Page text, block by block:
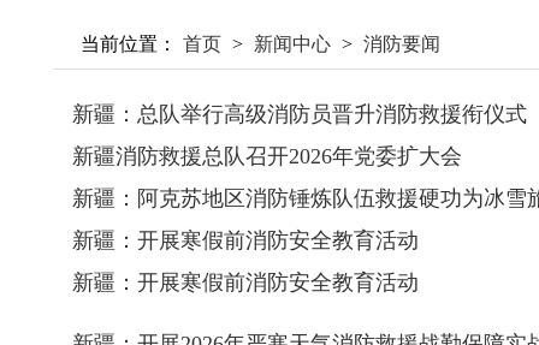
当前位置： 首页 > 新闻中心 > 消防要闻
新疆：总队举行高级消防员晋升消防救援衔仪式
新疆消防救援总队召开2026年党委扩大会
新疆：阿克苏地区消防锤炼队伍救援硬功为冰雪
新疆：开展寒假前消防安全教育活动
新疆：开展寒假前消防安全教育活动